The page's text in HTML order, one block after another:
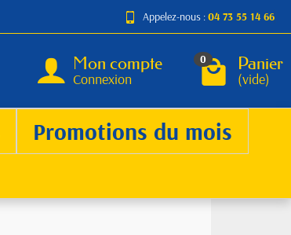
Appelez-nous :04 73 55 14 66
Mon compte
Connexion
0 Panier
(vide)
Promotions du mois